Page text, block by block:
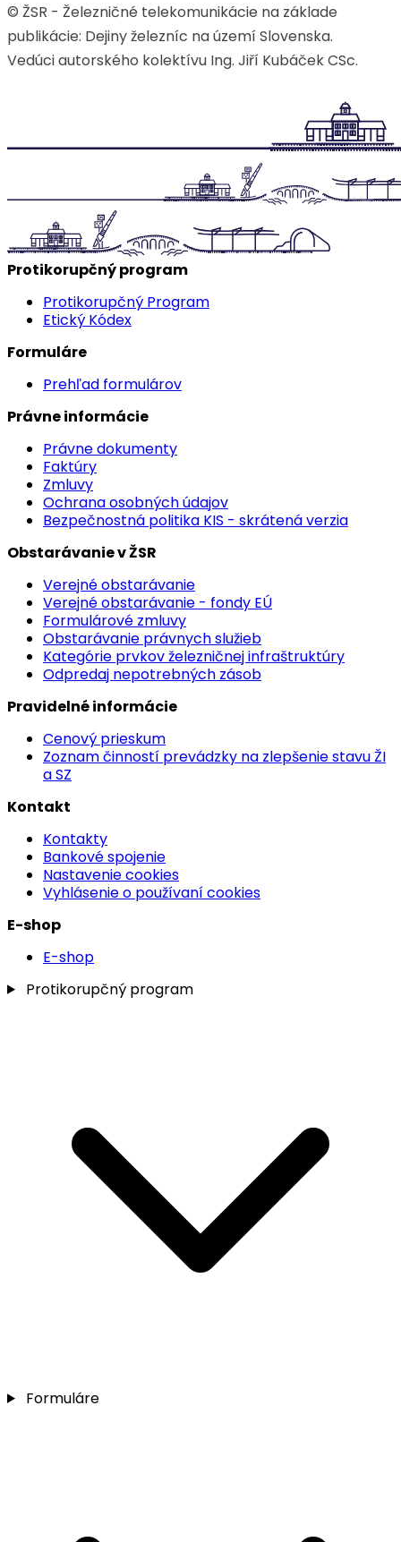
© ŽSR - Železničné telekomunikácie na základe
publikácie: Dejiny železníc na území Slovenska.
Vedúci autorského kolektívu Ing. Jiří Kubáček CSc.
Protikorupčný program
Protikorupčný Program
Etický Kódex
Formuláre
Prehľad formulárov
Právne informácie
Právne dokumenty
Faktúry
Zmluvy
Ochrana osobných údajov
Bezpečnostná politika KIS - skrátená verzia
Obstarávanie v ŽSR
Verejné obstarávanie
Verejné obstarávanie - fondy EÚ
Formulárové zmluvy
Obstarávanie právnych služieb
Kategórie prvkov železničnej infraštruktúry
Odpredaj nepotrebných zásob
Pravidelné informácie
Cenový prieskum
Zoznam činností prevádzky na zlepšenie stavu ŽI
a SZ
Kontakt
Kontakty
Bankové spojenie
Nastavenie cookies
Vyhlásenie o používaní cookies
E-shop
E-shop
Protikorupčný program
Formuláre